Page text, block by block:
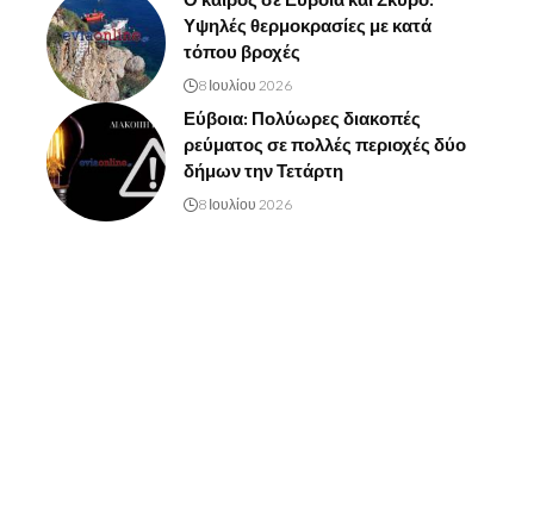
Υψηλές θερμοκρασίες με κατά
τόπου βροχές
8 Ιουλίου 2026
Εύβοια: Πολύωρες διακοπές
ρεύματος σε πολλές περιοχές δύο
δήμων την Τετάρτη
8 Ιουλίου 2026